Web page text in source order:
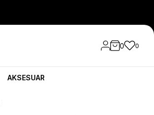
0 0
AKSESUAR